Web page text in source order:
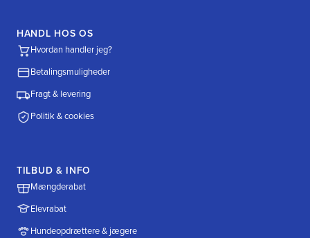
HANDL HOS OS
Hvordan handler jeg?
Betalingsmuligheder
Fragt & levering
Politik & cookies
TILBUD & INFO
Mængderabat
Elevrabat
Hundeopdrættere & jægere